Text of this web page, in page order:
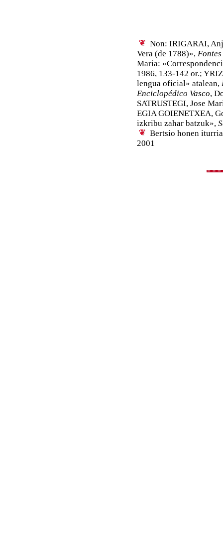
Non: IRIGARAI,
Vera (de 1788)»,
Maria:
1986, 133-142 or.;
lengua oficial» atalean,
Enciclopédico Vasco,
SATRUSTEGI, Jose
EGIA GOIENETXEA,
izkribu zahar batzuk»,
Bertsio honen
2001